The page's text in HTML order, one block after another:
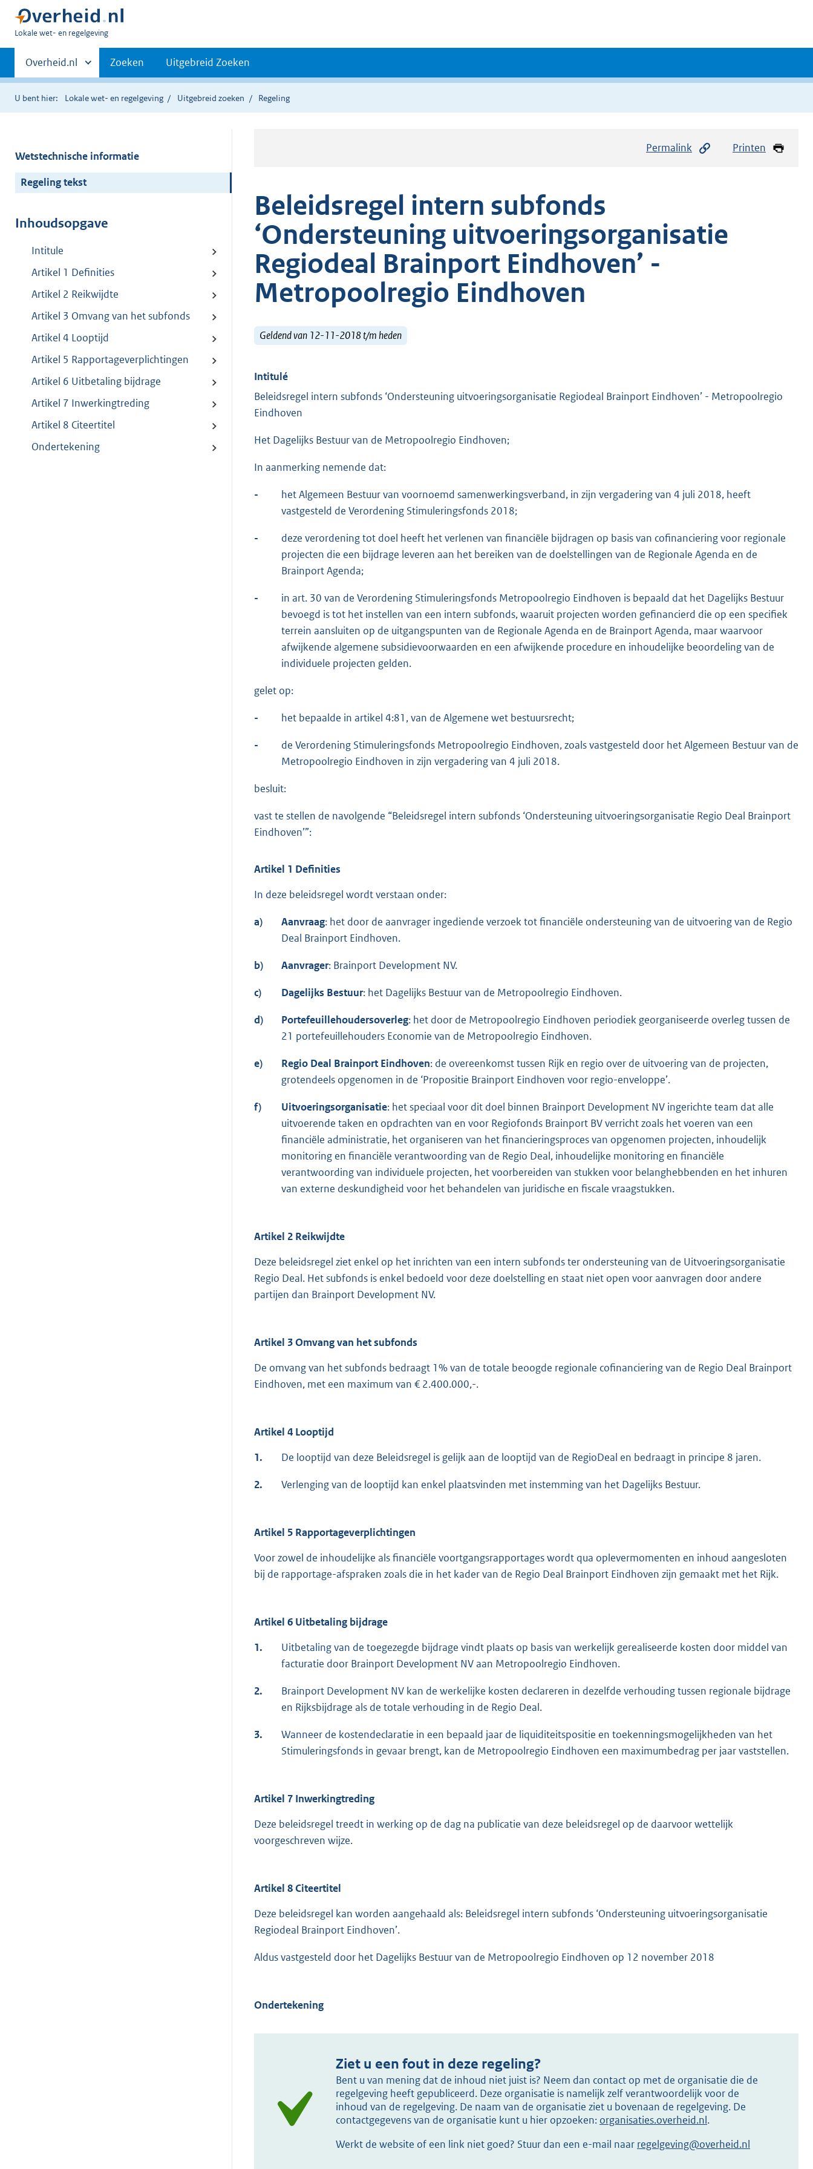
U
hier:
Lokale wet- en regelgeving
Primaire
navigatie
Andere
sites
binnen
Overheid.nl Zoeken Uitgebreid Zoeken
U bent hier: Lokale wet- en regelgeving Uitgebreid zoeken Regeling
Wetstechnische informatie
Regeling tekst
Inhoudsopgave
Intitule
Artikel 1 Definities
Artikel 2 Reikwijdte
Artikel 3 Omvang van het subfonds
Artikel 4 Looptijd
Artikel 5 Rapportageverplichtingen
Artikel 6 Uitbetaling bijdrage
Artikel 7 Inwerkingtreding
Artikel 8 Citeertitel
Ondertekening
Permalink Printen
Beleidsregel intern subfonds
‘Ondersteuning uitvoeringsorganisatie
Regiodeal Brainport Eindhoven’ -
Metropoolregio Eindhoven
Geldend van 12-11-2018 t/m heden
Intitulé
Beleidsregel intern subfonds ‘Ondersteuning uitvoeringsorganisatie Regiodeal Brainport Eindhoven’ - Metropoolregio
Eindhoven
Het Dagelijks Bestuur van de Metropoolregio Eindhoven;
In aanmerking nemende dat:
-
het Algemeen Bestuur van voornoemd samenwerkingsverband, in zijn vergadering van 4 juli 2018, heeft
vastgesteld de Verordening Stimuleringsfonds 2018;
-
deze verordening tot doel heeft het verlenen van financiële bijdragen op basis van cofinanciering voor regionale
projecten die een bijdrage leveren aan het bereiken van de doelstellingen van de Regionale Agenda en de
Brainport Agenda;
-
in art. 30 van de Verordening Stimuleringsfonds Metropoolregio Eindhoven is bepaald dat het Dagelijks Bestuur
bevoegd is tot het instellen van een intern subfonds, waaruit projecten worden gefinancierd die op een specifiek
terrein aansluiten op de uitgangspunten van de Regionale Agenda en de Brainport Agenda, maar waarvoor
afwijkende algemene subsidievoorwaarden en een afwijkende procedure en inhoudelijke beoordeling van de
individuele projecten gelden.
gelet op:
- het bepaalde in artikel 4:81, van de Algemene wet bestuursrecht;
-
de Verordening Stimuleringsfonds Metropoolregio Eindhoven, zoals vastgesteld door het Algemeen Bestuur van de
Metropoolregio Eindhoven in zijn vergadering van 4 juli 2018.
besluit:
vast te stellen de navolgende “Beleidsregel intern subfonds ‘Ondersteuning uitvoeringsorganisatie Regio Deal Brainport
Eindhoven’”:
Artikel 1 Definities
In deze beleidsregel wordt verstaan onder:
a) Aanvraag: het door de aanvrager ingediende verzoek tot financiële ondersteuning van de uitvoering van de Regio
Deal Brainport Eindhoven.
b) Aanvrager: Brainport Development NV.
c) Dagelijks Bestuur: het Dagelijks Bestuur van de Metropoolregio Eindhoven.
d) Portefeuillehoudersoverleg: het door de Metropoolregio Eindhoven periodiek georganiseerde overleg tussen de
21 portefeuillehouders Economie van de Metropoolregio Eindhoven.
e) Regio Deal Brainport Eindhoven: de overeenkomst tussen Rijk en regio over de uitvoering van de projecten,
grotendeels opgenomen in de ‘Propositie Brainport Eindhoven voor regio-enveloppe’.
f) Uitvoeringsorganisatie: het speciaal voor dit doel binnen Brainport Development NV ingerichte team dat alle
uitvoerende taken en opdrachten van en voor Regiofonds Brainport BV verricht zoals het voeren van een
financiële administratie, het organiseren van het financieringsproces van opgenomen projecten, inhoudelijk
monitoring en financiële verantwoording van de Regio Deal, inhoudelijke monitoring en financiële
verantwoording van individuele projecten, het voorbereiden van stukken voor belanghebbenden en het inhuren
van externe deskundigheid voor het behandelen van juridische en fiscale vraagstukken.
Artikel 2 Reikwijdte
Deze beleidsregel ziet enkel op het inrichten van een intern subfonds ter ondersteuning van de Uitvoeringsorganisatie
Regio Deal. Het subfonds is enkel bedoeld voor deze doelstelling en staat niet open voor aanvragen door andere
partijen dan Brainport Development NV.
Artikel 3 Omvang van het subfonds
De omvang van het subfonds bedraagt 1% van de totale beoogde regionale cofinanciering van de Regio Deal Brainport
Eindhoven, met een maximum van € 2.400.000,-.
Artikel 4 Looptijd
1.
De looptijd van deze Beleidsregel is gelijk aan de looptijd van de RegioDeal en bedraagt in principe 8 jaren.
2. Verlenging van de looptijd kan enkel plaatsvinden met instemming van het Dagelijks Bestuur.
Artikel 5 Rapportageverplichtingen
Voor zowel de inhoudelijke als financiële voortgangsrapportages wordt qua oplevermomenten en inhoud aangesloten
bij de rapportage-afspraken zoals die in het kader van de Regio Deal Brainport Eindhoven zijn gemaakt met het Rijk.
Artikel 6 Uitbetaling bijdrage
1.
Uitbetaling van de toegezegde bijdrage vindt plaats op basis van werkelijk gerealiseerde kosten door middel van
facturatie door Brainport Development NV aan Metropoolregio Eindhoven.
2.
Brainport Development NV kan de werkelijke kosten declareren in dezelfde verhouding tussen regionale bijdrage
en Rijksbijdrage als de totale verhouding in de Regio Deal.
3.
Wanneer de kostendeclaratie in een bepaald jaar de liquiditeitspositie en toekenningsmogelijkheden van het
Stimuleringsfonds in gevaar brengt, kan de Metropoolregio Eindhoven een maximumbedrag per jaar vaststellen.
Artikel 7 Inwerkingtreding
Deze beleidsregel treedt in werking op de dag na publicatie van deze beleidsregel op de daarvoor wettelijk
voorgeschreven wijze.
Artikel 8 Citeertitel
Deze beleidsregel kan worden aangehaald als: Beleidsregel intern subfonds ‘Ondersteuning uitvoeringsorganisatie
Regiodeal Brainport Eindhoven’.
Aldus vastgesteld door het Dagelijks Bestuur van de Metropoolregio Eindhoven op 12 november 2018
Ondertekening
Ziet u een fout in deze regeling?
Bent u van mening dat de inhoud niet juist is? Neem dan contact op met de organisatie die de
regelgeving heeft gepubliceerd. Deze organisatie is namelijk zelf verantwoordelijk voor de
inhoud van de regelgeving. De naam van de organisatie ziet u bovenaan de regelgeving. De
contactgegevens van de organisatie kunt u hier opzoeken: organisaties.overheid.nl.
Werkt de website of een link niet goed? Stuur dan een e-mail naar regelgeving@overheid.nl